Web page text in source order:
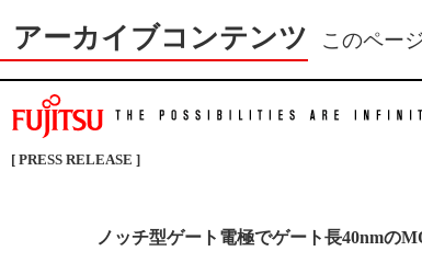
アーカイブコンテンツ このペー
[ PRESS RELEASE ]
ノッチ型ゲート電極でゲート長40nmの